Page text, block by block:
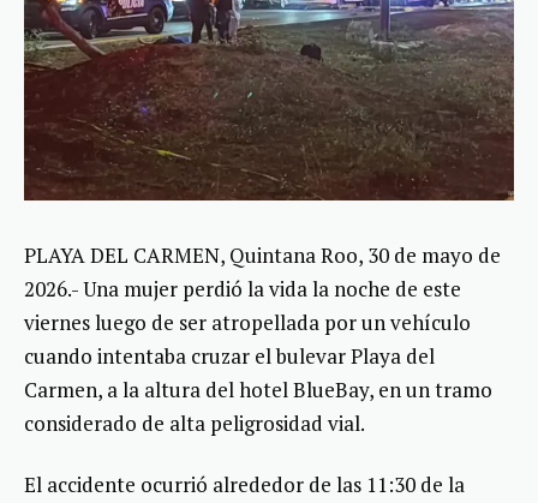
PLAYA DEL CARMEN, Quintana Roo, 30 de mayo de
2026.- Una mujer perdió la vida la noche de este
viernes luego de ser atropellada por un vehículo
cuando intentaba cruzar el bulevar Playa del
Carmen, a la altura del hotel BlueBay, en un tramo
considerado de alta peligrosidad vial.
El accidente ocurrió alrededor de las 11:30 de la